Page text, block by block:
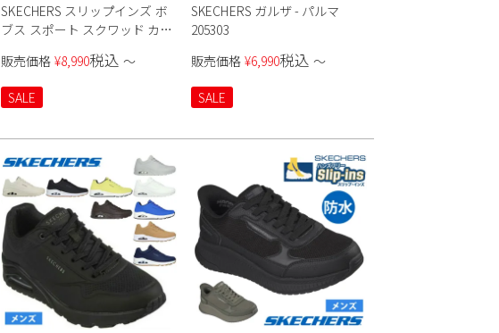
SKECHERS スリップインズ ボ
ブス スポート スクワッド カオ
118312W メンズ
販売価格 ¥8,990税込 〜
SALE
SKECHERS ガルザ - パルマ
205303
販売価格 ¥6,990税込 〜
SALE